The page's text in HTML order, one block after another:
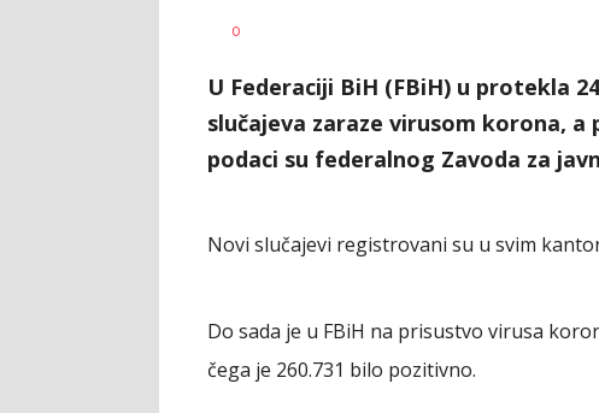
AUTOR
0
U Federaciji BiH (FBiH) u protekla
slučajeva zaraze virusom korona,
podaci su federalnog Zavoda za
Novi slučajevi registrovani su u svim
Do sada je u FBiH na prisustvo virusa
čega je 260.731 bilo pozitivno.